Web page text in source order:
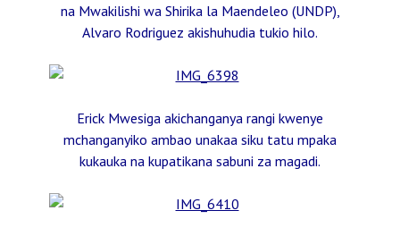
na Mwakilishi wa Shirika la Maendeleo (UNDP),
Alvaro Rodriguez akishuhudia tukio hilo.
Erick Mwesiga akichanganya rangi kwenye
mchanganyiko ambao unakaa siku tatu mpaka
kukauka na kupatikana sabuni za magadi.